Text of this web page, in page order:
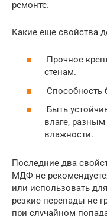
ремонте.
Какие еще свойства
Прочное
стенам.
Способность
Быть
влаге,
влажности.
Последние два
МДФ не
или использовать
резкие перепады не
при случайном